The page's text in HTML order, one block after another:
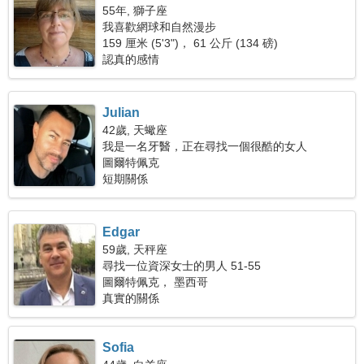
55年, 獅子座
我喜歡網球和自然漫步
159 厘米 (5'3")， 61 公斤 (134 磅)
認真的感情
Julian
42歲, 天蠍座
我是一名牙醫，正在尋找一個很酷的女人
圖爾特佩克
短期關係
Edgar
59歲, 天秤座
尋找一位資深女士的男人 51-55
圖爾特佩克， 墨西哥
真實的關係
Sofia